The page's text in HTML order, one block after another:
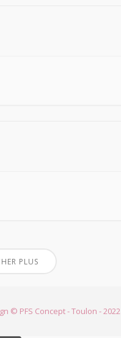
PLUS
© PFS Concept - Toulon - 2022